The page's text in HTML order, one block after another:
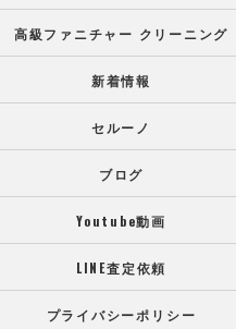
高級ファニチャー クリーニング
新着情報
セルーノ
ブログ
Youtube動画
LINE査定依頼
プライバシーポリシー